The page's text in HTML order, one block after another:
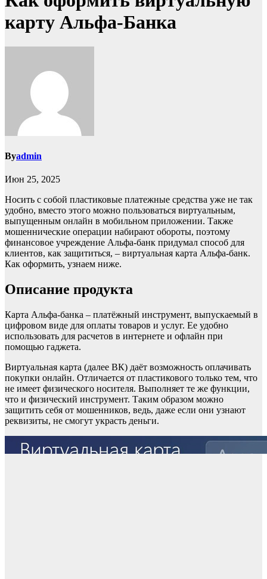
карту Альфа-Банка
Byadmin
Июн 25, 2025
Носить с собой пластиковые платежные средства уже не так
удобно, вместо этого можно пользоваться виртуальным,
выпущенным онлайн в мобильном приложении. Также
мошеннические операции набирают обороты, поэтому
финансовое учреждение Альфа-банк придумал способ для
клиентов, как защититься, – виртуальная карта Альфа-банк.
Как оформить, узнаем ниже.
Описание продукта
Карта Альфа-банка – платёжный инструмент, выпускаемый в
цифровом виде для оплаты товаров и услуг. Ее удобно
использовать для расчетов в интернете и офлайн при
помощью гаджета.
Виртуальная карта (далее ВК) даёт возможность оплачивать
покупки онлайн. Отличается от пластикового только тем, что
не имеет физического носителя. Выполняет те же функции,
что и физический инструмент. Таким образом можно
защитить себя от мошенников, ведь, даже если они узнают
реквизиты, не смогут украсть деньги.